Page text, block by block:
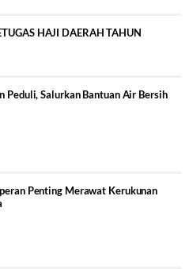
HAJI DAERAH TAHUN
Peduli, Salurkan Bantuan Air Bersih
Penting Merawat Kerukunan